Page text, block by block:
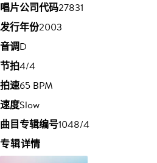
唱片公司代码27831
发行年份2003
音调D
节拍4/4
拍速65 BPM
速度Slow
曲目专辑编号1048/4
专辑详情